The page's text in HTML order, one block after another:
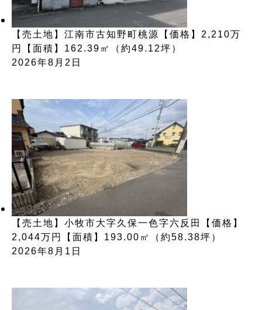
【売土地】江南市古知野町桃源【価格】2,210万
円【面積】162.39㎡（約49.12坪）
2026年8月2日
【売土地】小牧市大字久保一色字六反田【価格】
2,044万円【面積】193.00㎡（約58.38坪）
2026年8月1日